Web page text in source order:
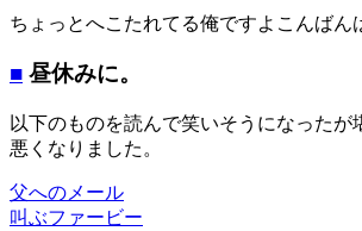
ちょっとへこたれてる俺ですよこんばん
■ 昼休みに。
以下のものを読んで笑いそうになったが
悪くなりました。
父へのメール
叫ぶファービー